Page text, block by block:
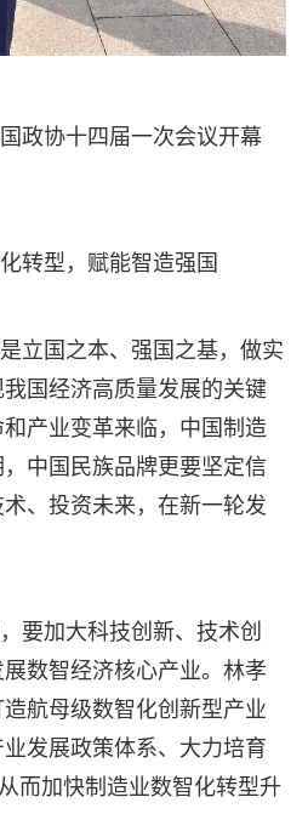
政协十四届一次会议开幕
转型，赋能智造强国
立国之本、强国之基，做实
国经济高质量发展的关键
产业变革来临，中国制造
中国民族品牌更要坚定信
、投资未来，在新一轮发
要加大科技创新、技术创
数智经济核心产业。林孝
航母级数智化创新型产业
发展政策体系、大力培育
而加快制造业数智化转型升